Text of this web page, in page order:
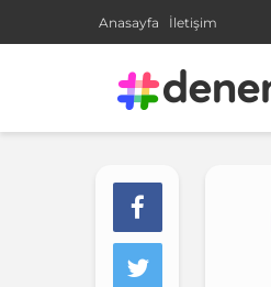
Anasayfa İletişim